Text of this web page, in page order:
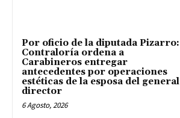
Por oficio de la diputada Pizarro:
Contraloría ordena a
Carabineros entregar
antecedentes por operaciones
estéticas de la esposa del general
director
6 Agosto, 2026